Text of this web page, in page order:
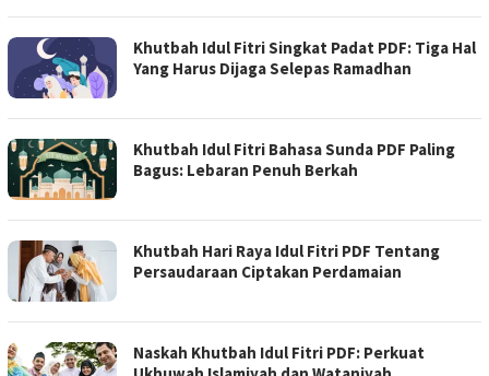
Khutbah Idul Fitri Singkat Padat PDF: Tiga Hal
Yang Harus Dijaga Selepas Ramadhan
Khutbah Idul Fitri Bahasa Sunda PDF Paling
Bagus: Lebaran Penuh Berkah
Khutbah Hari Raya Idul Fitri PDF Tentang
Persaudaraan Ciptakan Perdamaian
Naskah Khutbah Idul Fitri PDF: Perkuat